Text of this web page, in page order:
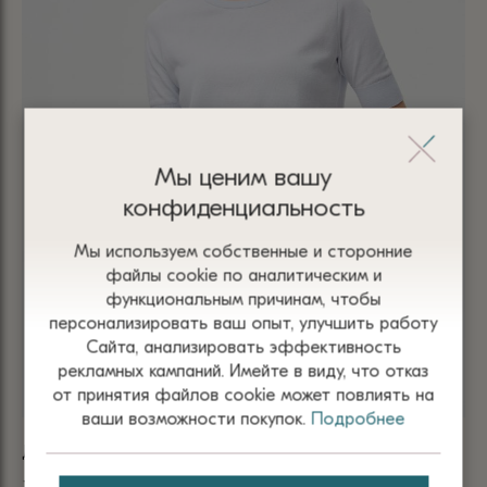
ДЖЕМПЕР БЛАКИТНЫЙ 100% ХЛОПОК 3040
Мы ценим вашу
конфиденциальность
Мы используем собственные и сторонние
файлы сооkіе по аналитическим и
функциональным причинам, чтобы
персонализировать ваш опыт, улучшить работу
Сайта, анализировать эффективность
рекламных кампаний. Имейте в виду, что отказ
от принятия файлов сооkіе может повлиять на
ваши возможности покупок. Подробнее